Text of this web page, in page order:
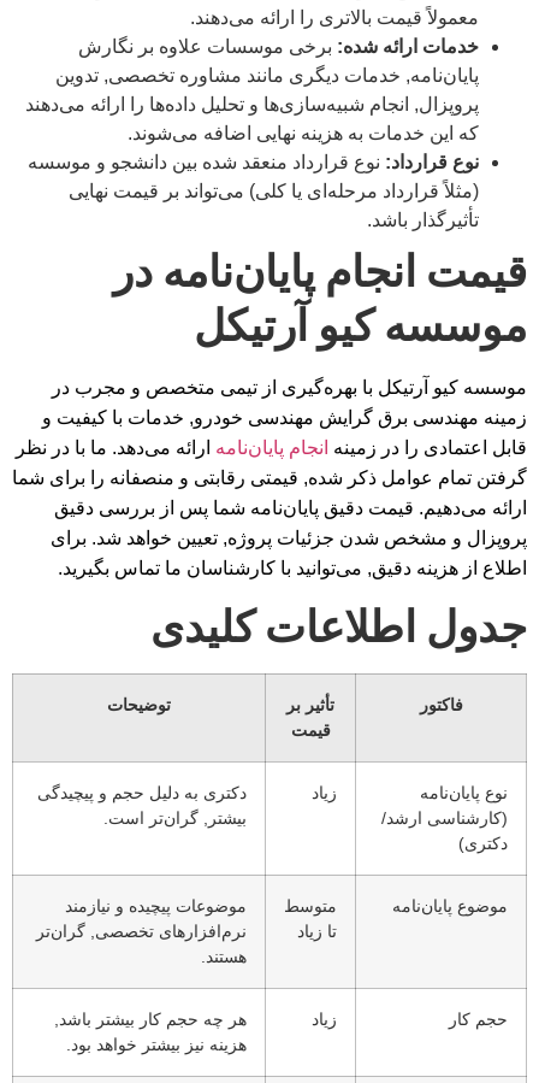
معمولاً قیمت بالاتری را ارائه می‌دهند.
خدمات ارائه شده: برخی موسسات علاوه بر نگارش
پایان‌نامه, خدمات دیگری مانند مشاوره تخصصی, تدوین
پروپزال, انجام شبیه‌سازی‌ها و تحلیل داده‌ها را ارائه می‌دهند
که این خدمات به هزینه نهایی اضافه می‌شوند.
نوع قرارداد: نوع قرارداد منعقد شده بین دانشجو و موسسه
(مثلاً قرارداد مرحله‌ای یا کلی) می‌تواند بر قیمت نهایی
تأثیرگذار باشد.
قیمت انجام پایان‌نامه در
موسسه کیو آرتیکل
موسسه کیو آرتیکل با بهره‌گیری از تیمی متخصص و مجرب در
زمینه مهندسی برق گرایش مهندسی خودرو, خدمات با کیفیت و
قابل اعتمادی را در زمینه انجام پایان‌نامه ارائه می‌دهد. ما با در نظر
گرفتن تمام عوامل ذکر شده, قیمتی رقابتی و منصفانه را برای شما
ارائه می‌دهیم. قیمت دقیق پایان‌نامه شما پس از بررسی دقیق
پروپزال و مشخص شدن جزئیات پروژه, تعیین خواهد شد. برای
اطلاع از هزینه دقیق, می‌توانید با کارشناسان ما تماس بگیرید.
جدول اطلاعات کلیدی
فاکتور
تأثیر بر
قیمت
توضیحات
نوع پایان‌نامه
(کارشناسی ارشد/
دکتری)
زیاد
دکتری به دلیل حجم و پیچیدگی
بیشتر, گران‌تر است.
موضوع پایان‌نامه
متوسط
تا زیاد
موضوعات پیچیده و نیازمند
نرم‌افزارهای تخصصی, گران‌تر
هستند.
حجم کار زیاد
هر چه حجم کار بیشتر باشد,
هزینه نیز بیشتر خواهد بود.